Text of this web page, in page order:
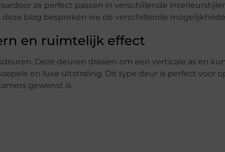
ze perfect passen in verschillende
blog bespreken we de verschillende
en ruimtelijk effect
Deze deuren draaien om een verticale as en
en luxe uitstraling. Dit type deur is perfect voor
gewenst is.